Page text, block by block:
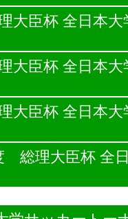
大臣杯 全日本
大臣杯 全日本
大臣杯 全日本
総理大臣杯 全